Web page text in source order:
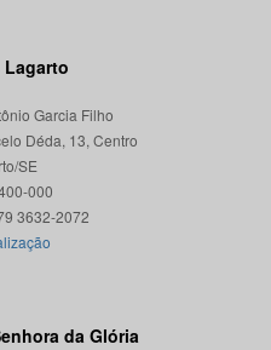
Lagarto
Garcia Filho
Déda, 13, Centro
SE
000
da Glória